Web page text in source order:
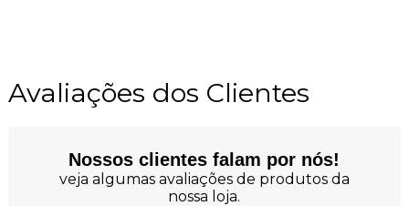
Avaliações dos Clientes
Nossos clientes falam por nós!
veja algumas avaliações de produtos da
nossa loja.